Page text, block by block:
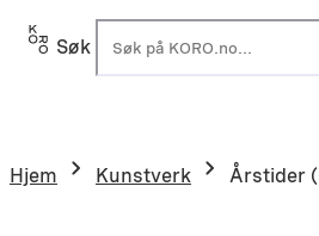
Hopp
Søk
Hjem Kunstverk Årstider